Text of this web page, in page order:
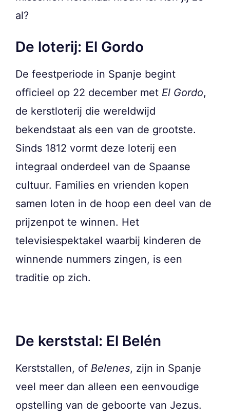
al?
De loterij: El Gordo
De feestperiode in Spanje begint
officieel op 22 december met El Gordo,
de kerstloterij die wereldwijd
bekendstaat als een van de grootste.
Sinds 1812 vormt deze loterij een
integraal onderdeel van de Spaanse
cultuur. Families en vrienden kopen
samen loten in de hoop een deel van de
prijzenpot te winnen. Het
televisiespektakel waarbij kinderen de
winnende nummers zingen, is een
traditie op zich.
De kerststal: El Belén
Kerststallen, of Belenes, zijn in Spanje
veel meer dan alleen een eenvoudige
opstelling van de geboorte van Jezus.